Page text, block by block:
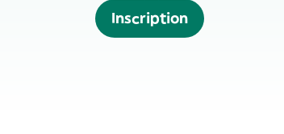
Inscription